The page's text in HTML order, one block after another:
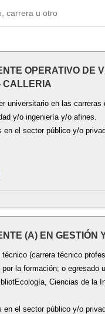
OPERATIVO DE
CALLERIA
universitario en las
y/o ingeniería y/o afines.
en el sector público y/o
(A) EN GESTIÓN
(carrera técnico
la formación; o egresado
Ciencias de la
el sector público y/o